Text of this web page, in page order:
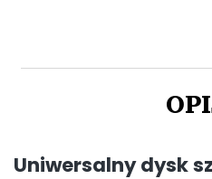
Uniwersalny dysk